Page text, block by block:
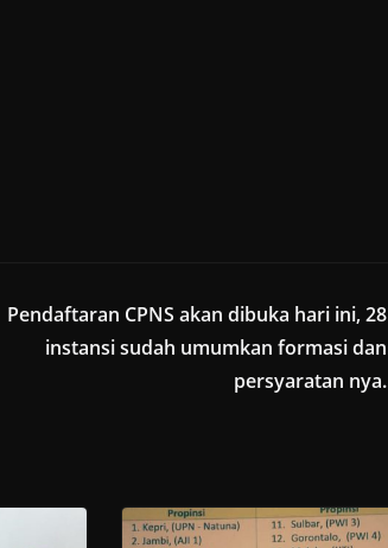
Pendaftaran CPNS akan dibuka hari ini, 28
instansi sudah umumkan formasi dan
persyaratan nya.